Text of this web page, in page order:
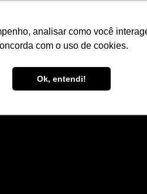
analisar como você
com o uso de cookies.
Ok, entendi!
TODOS OS CURSOS PACOTES